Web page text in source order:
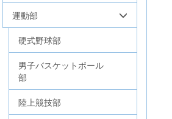
運動部
硬式野球部
男子バスケットボール
部
陸上競技部